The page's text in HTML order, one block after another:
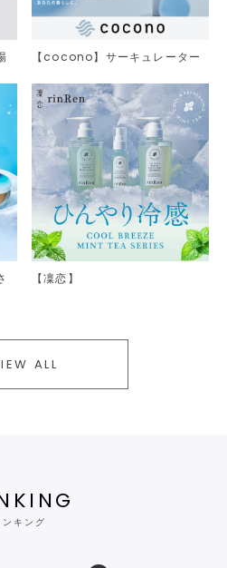
【cocono】サーキュレーター
【凜恋】
ALL
ンキング